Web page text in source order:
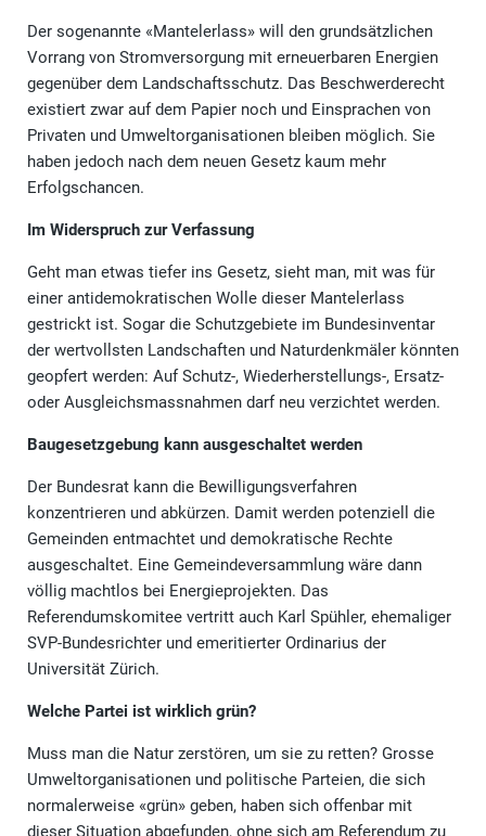
Der sogenannte «Mantelerlass» will den grundsätzlichen
Vorrang von Stromversorgung mit erneuerbaren Energien
gegenüber dem Landschaftsschutz. Das Beschwerderecht
existiert zwar auf dem Papier noch und Einsprachen von
Privaten und Umweltorganisationen bleiben möglich. Sie
haben jedoch nach dem neuen Gesetz kaum mehr
Erfolgschancen.
Im Widerspruch zur Verfassung
Geht man etwas tiefer ins Gesetz, sieht man, mit was für
einer antidemokratischen Wolle dieser Mantelerlass
gestrickt ist. Sogar die Schutzgebiete im Bundesinventar
der wertvollsten Landschaften und Naturdenkmäler könnten
geopfert werden: Auf Schutz-, Wiederherstellungs-, Ersatz-
oder Ausgleichsmassnahmen darf neu verzichtet werden.
Baugesetzgebung kann ausgeschaltet werden
Der Bundesrat kann die Bewilligungsverfahren
konzentrieren und abkürzen. Damit werden potenziell die
Gemeinden entmachtet und demokratische Rechte
ausgeschaltet. Eine Gemeindeversammlung wäre dann
völlig machtlos bei Energieprojekten. Das
Referendumskomitee vertritt auch Karl Spühler, ehemaliger
SVP-Bundesrichter und emeritierter Ordinarius der
Universität Zürich.
Welche Partei ist wirklich grün?
Muss man die Natur zerstören, um sie zu retten? Grosse
Umweltorganisationen und politische Parteien, die sich
normalerweise «grün» geben, haben sich offenbar mit
dieser Situation abgefunden, ohne sich am Referendum zu